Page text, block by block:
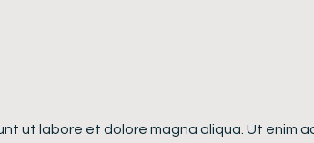
ut labore et dolore magna aliqua. Ut enim